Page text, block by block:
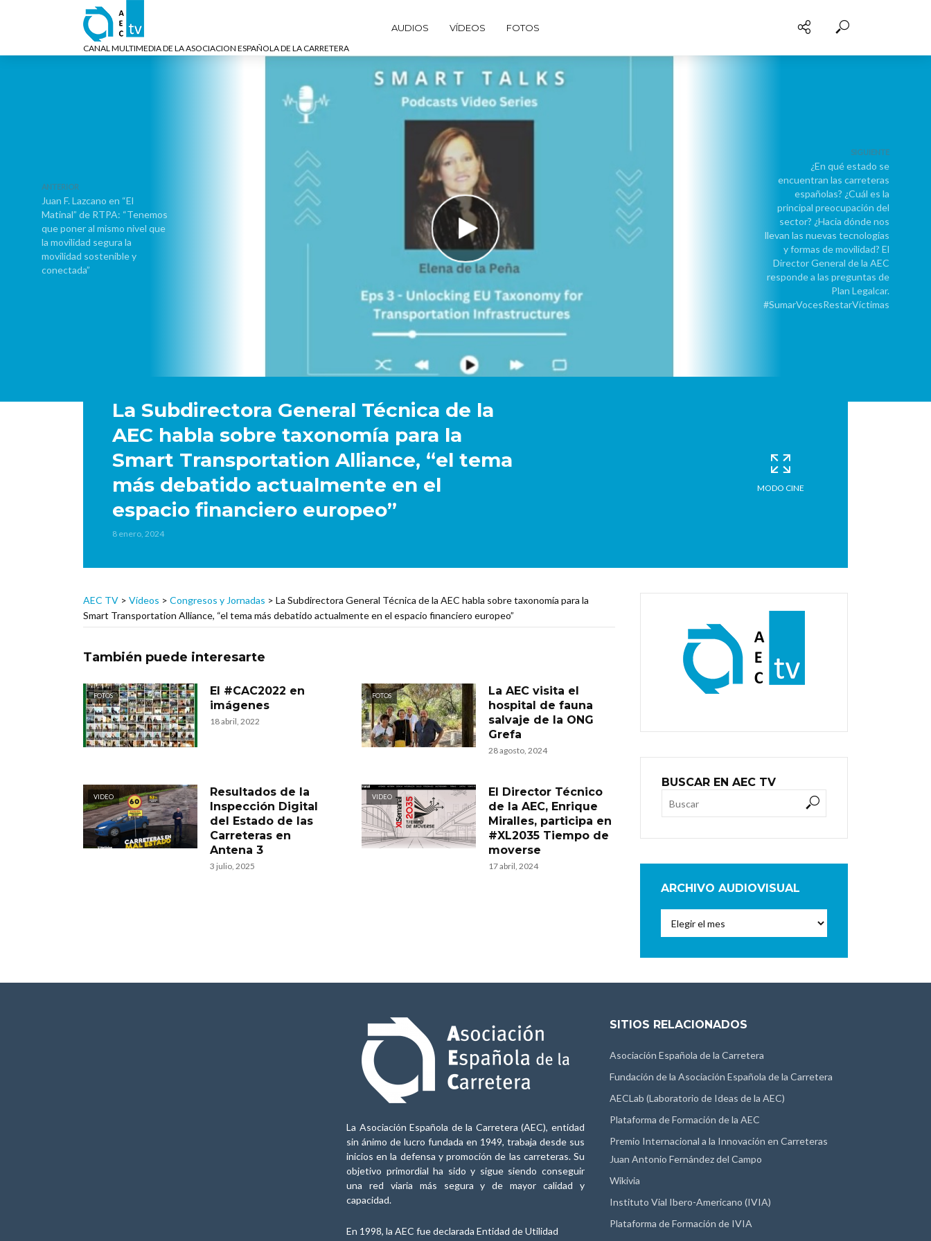
CANAL MULTIMEDIA DE LA ASOCIACION ESPAÑOLA DE LA CARRETERA
AUDIOS VÍDEOS FOTOS
ANTERIOR
Juan F. Lazcano en “El
Matinal” de RTPA: “Tenemos
que poner al mismo nivel que
la movilidad segura la
movilidad sostenible y
conectada”
SIGUIENTE
¿En qué estado se
encuentran las carreteras
españolas? ¿Cuál es la
principal preocupación del
sector? ¿Hacia dónde nos
llevan las nuevas tecnologías
y formas de movilidad? El
Director General de la AEC
responde a las preguntas de
Plan Legalcar.
#SumarVocesRestarVíctimas
La Subdirectora General Técnica de la
AEC habla sobre taxonomía para la
Smart Transportation Alliance, “el tema
más debatido actualmente en el
espacio financiero europeo”
8 enero, 2024
MODO CINE
AEC TV > Vídeos > Congresos y Jornadas > La Subdirectora General Técnica de la AEC habla sobre taxonomía para la
Smart Transportation Alliance, “el tema más debatido actualmente en el espacio financiero europeo”
También puede interesarte
FOTOS
El #CAC2022 en
imágenes
18 abril, 2022
FOTOS
La AEC visita el
hospital de fauna
salvaje de la ONG
Grefa
28 agosto, 2024
VIDEO
Resultados de la
Inspección Digital
del Estado de las
Carreteras en
Antena 3
3 julio, 2025
VIDEO
El Director Técnico
de la AEC, Enrique
Miralles, participa en
#XL2035 Tiempo de
moverse
17 abril, 2024
BUSCAR EN AEC TV
ARCHIVO AUDIOVISUAL
Audiovisual
La Asociación Española de la Carretera (AEC), entidad
sin ánimo de lucro fundada en 1949, trabaja desde sus
inicios en la defensa y promoción de las carreteras. Su
objetivo primordial ha sido y sigue siendo conseguir
una red viaria más segura y de mayor calidad y
capacidad.
En 1998, la AEC fue declarada Entidad de Utilidad
SITIOS RELACIONADOS
Asociación Española de la Carretera
Fundación de la Asociación Española de la Carretera
AECLab (Laboratorio de Ideas de la AEC)
Plataforma de Formación de la AEC
Premio Internacional a la Innovación en Carreteras
Juan Antonio Fernández del Campo
Wikivia
Instituto Vial Ibero-Americano (IVIA)
Plataforma de Formación de IVIA